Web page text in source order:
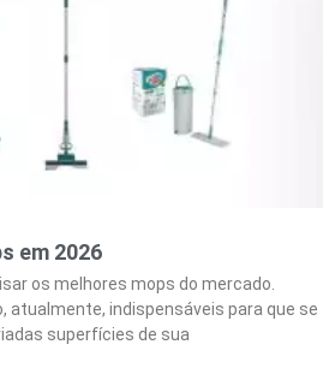
em 2026
os melhores mops do mercado.
atualmente, indispensáveis para que se
superfícies de sua